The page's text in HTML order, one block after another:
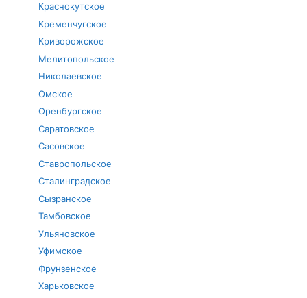
Краснокутское
Кременчугское
Криворожское
Мелитопольское
Николаевское
Омское
Оренбургское
Саратовское
Сасовское
Ставропольское
Сталинградское
Сызранское
Тамбовское
Ульяновское
Уфимское
Фрунзенское
Харьковское